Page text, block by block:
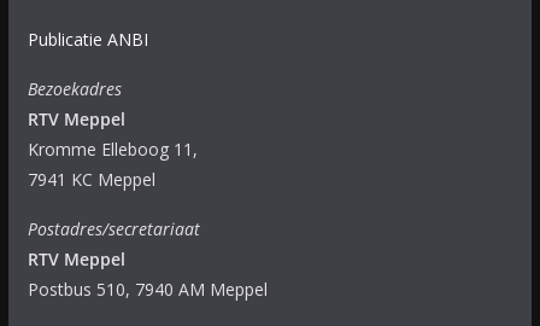
Publicatie ANBI
Bezoekadres
RTV Meppel
Kromme Elleboog 11,
7941 KC Meppel
Postadres/secretariaat
RTV Meppel
Postbus 510, 7940 AM Meppel